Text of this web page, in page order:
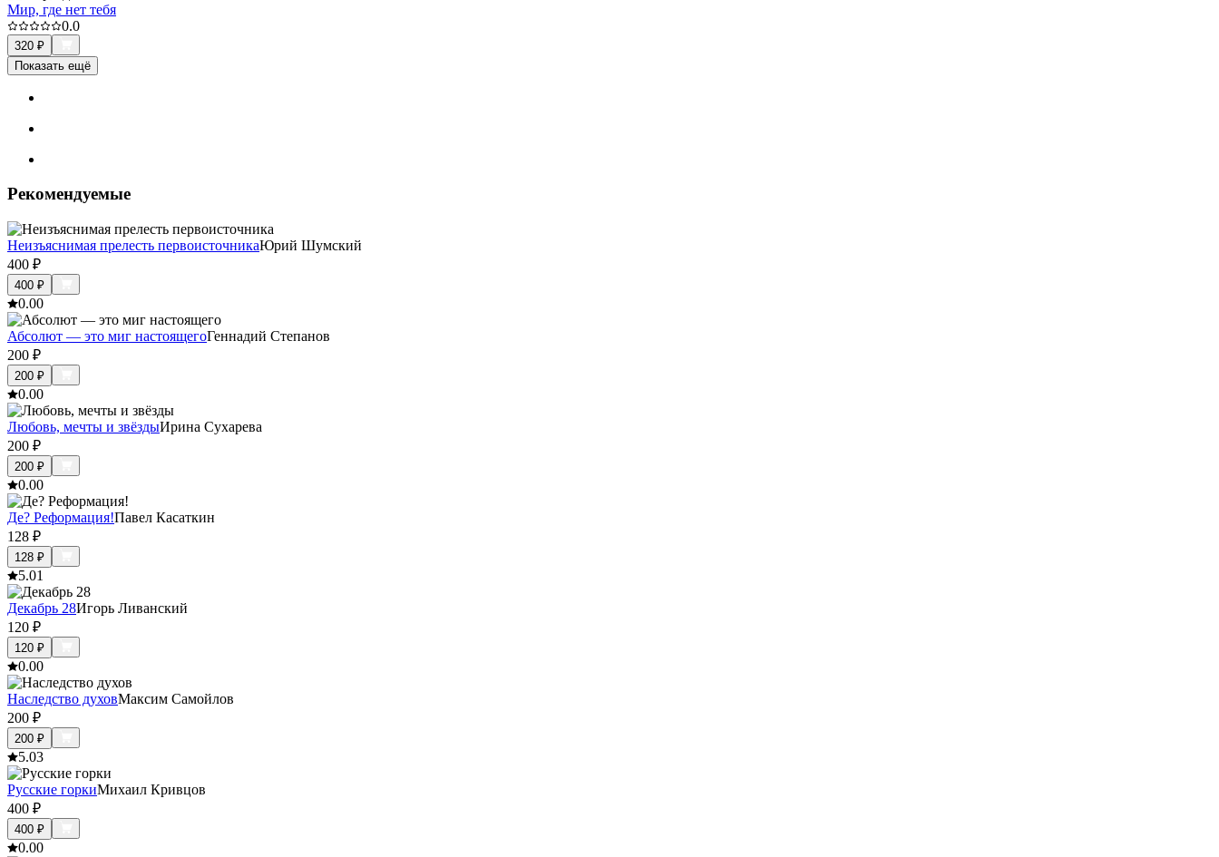
Мир, где нет тебя
0.0
320 ₽
Показать ещё
Рекомендуемые
Неизъяснимая прелесть первоисточникаЮрий Шумский
400 ₽
400 ₽
0.00
Абсолют — это миг настоящегоГеннадий Степанов
200 ₽
200 ₽
0.00
Любовь, мечты и звёздыИрина Сухарева
200 ₽
200 ₽
0.00
Де? Реформация!Павел Касаткин
128 ₽
128 ₽
5.01
Декабрь 28Игорь Ливанский
120 ₽
120 ₽
0.00
Наследство духовМаксим Самойлов
200 ₽
200 ₽
5.03
Русские горкиМихаил Кривцов
400 ₽
400 ₽
0.00